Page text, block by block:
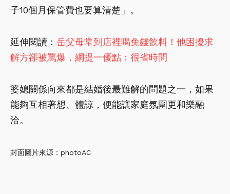
子10個月保管費也要算清楚」。
延伸閱讀： 岳父母常到店裡喝免錢飲料！他困擾求
解方卻被罵爆，網提一優點：很省時間
婆媳關係向來都是結婚後最難解的問題之一，如果
能夠互相著想、體諒，便能讓家庭氛圍更和樂融
洽。
封面圖片來源：photoAC